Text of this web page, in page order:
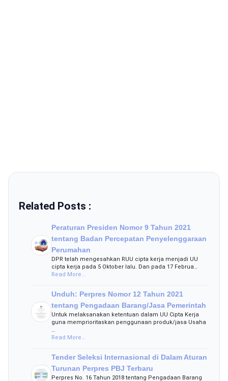
Related Posts :
Peraturan Presiden Nomor 9 Tahun 2021
tentang Badan Percepatan Penyelenggaraan
Perumahan
DPR telah mengesahkan RUU cipta kerja menjadi UU
cipta kerja pada 5 Oktober lalu. Dan pada 17 Februa…
Read More...
Unduh: Perpres Nomor 12 Tahun 2021
tentang Pengadaan Barang/Jasa Pemerintah
Untuk melaksanakan ketentuan dalam UU Cipta Kerja
guna memprioritaskan penggunaan produk/jasa Usaha
…
Read More...
Tender Seleksi Internasional di Dalam Aturan
Turunan Perpres PBJ Terbaru
Perpres No. 16 Tahun 2018 tentang Pengadaan Barang